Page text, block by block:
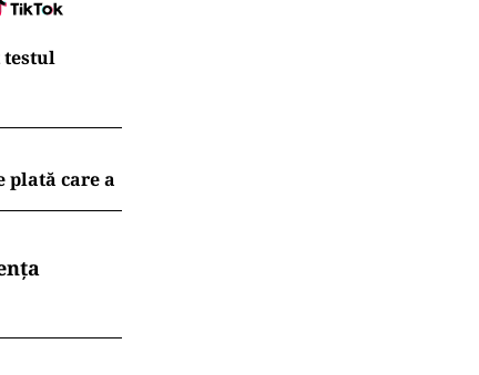
testul
plată care a